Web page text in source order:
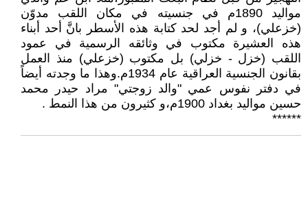
مواليد 1890م في جنسيته في مكان اللقب مدوّن
(خزعلي)، و لم أجد لحد كتابة هذه الأسطر بانَّ أحد أبناء
هذه العشيرة مكتوب في وثائقه الرسمية في عمود
اللقب (خزل - خزلي) بل مكتوب (خزعلي) منذ العمل
بقانون الجنسية العراقية عام 1934م.وهذا ما وجدته أيضاً
في دفتر نفوس عمي "والد زوجتي" مراد حيدر محمد
حسين مواليد بغداد 1900م،و كثيرون من هذا النمط .
******